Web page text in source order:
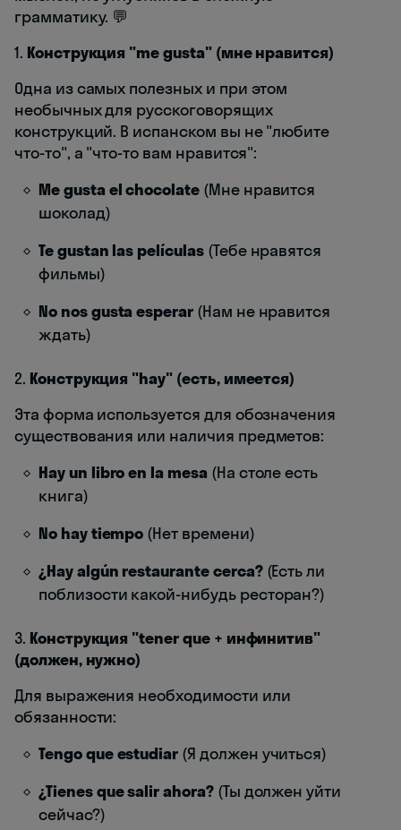
грамматику. 💬
1. Конструкция "me gusta" (мне нравится)
Одна из самых полезных и при этом
необычных для русскоговорящих
конструкций. В испанском вы не "любите
что-то", а "что-то вам нравится":
Me gusta el chocolate(Мне нравится
шоколад)
Te gustan las películas(Тебе нравятся
фильмы)
No nos gusta esperar (Нам не нравится
ждать)
2. Конструкция "hay" (есть, имеется)
Эта форма используется для обозначения
существования или наличия предметов:
Hay un libro en la mesa (На столе есть
книга)
No hay tiempo (Нет времени)
¿Hay algún restaurante cerca?(Есть ли
поблизости какой-нибудь ресторан?)
3. Конструкция "tener que + инфинитив"
(должен, нужно)
Для выражения необходимости или
обязанности:
Tengo que estudiar (Я должен учиться)
¿Tienes que salir ahora?(Ты должен уйти
сейчас?)